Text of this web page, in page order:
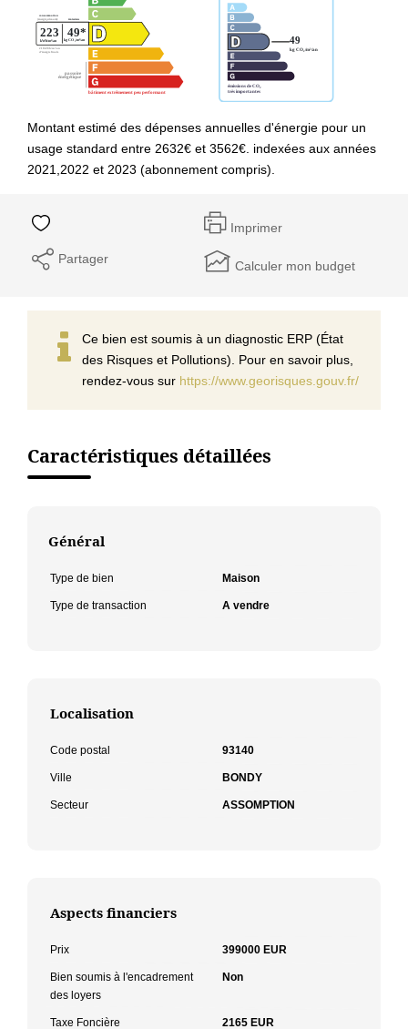
Montant estimé des dépenses annuelles d'énergie pour un
usage standard entre 2632€ et 3562€. indexées aux années
2021,2022 et 2023 (abonnement compris).
Imprimer
Partager Calculer mon budget
Ce bien est soumis à un diagnostic ERP (État
des Risques et Pollutions). Pour en savoir plus,
rendez-vous sur https://www.georisques.gouv.fr/
Caractéristiques détaillées
Général
Type de bien Maison
Type de transaction A vendre
Localisation
Code postal 93140
Ville BONDY
Secteur ASSOMPTION
Aspects financiers
Prix 399000 EUR
Bien soumis à l'encadrement
des loyers
Non
Taxe Foncière 2165 EUR